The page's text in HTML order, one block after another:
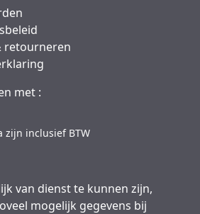
retourneren
met :
zijn inclusief BTW
van dienst te kunnen zijn,
mogelijk gegevens bij